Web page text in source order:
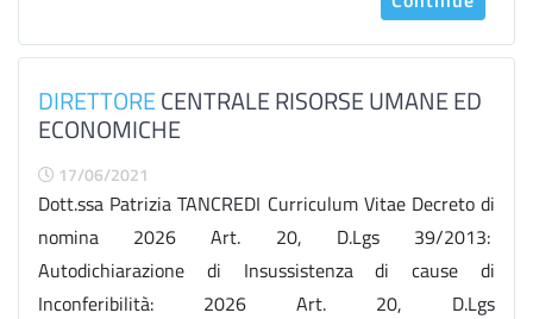
DIRETTORECENTRALE RISORSE UMANE ED
ECONOMICHE
17/06/2021
Dott.ssa Patrizia TANCREDI Curriculum Vitae Decreto di
nomina 2026 Art. 20, D.Lgs 39/2013:
Autodichiarazione di Insussistenza di cause di
Inconferibilità: 2026 Art. 20, D.Lgs